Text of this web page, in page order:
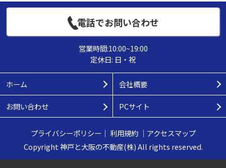
電話でお問い合わせ
営業時間:10:00~19:00
定休日: 日・祝
ホーム 会社概要
お問い合わせ PCサイト
プライバシーポリシー ｜ 利用規約｜ アクセスマップ
Copyright 神戸と大阪の不動産(株) All rights reserved.